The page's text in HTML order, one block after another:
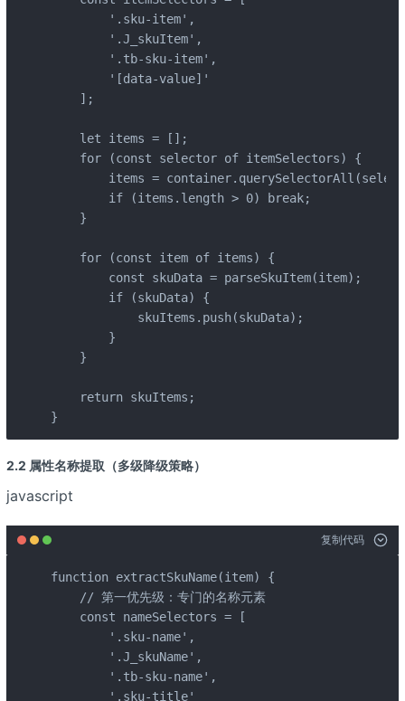
        '.sku-item',
        '.J_skuItem',
        '.tb-sku-item',
        '[data-value]'
    ];
    let items = [];
    for (const selector of itemSelectors) {
items =
        if (items.length > 0) break;
    }
    for (const item of items) {
        const skuData = parseSkuItem(item);
        if (skuData) {
            skuItems.push(skuData);
        }
    }
    return skuItems;
}
2.2 属性名称提取（多级降级策略）
javascript
复制代码
function extractSkuName(item) {
    // 第一优先级：专门的名称元素
    const nameSelectors = [
        '.sku-name',
        '.J_skuName',
        '.tb-sku-name',
        '.sku-title'